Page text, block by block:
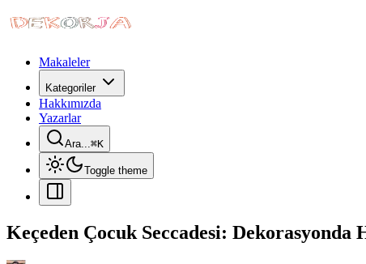
Makaleler
Kategoriler
Hakkımızda
Yazarlar
Ara...⌘K
Toggle theme
Keçeden Çocuk Seccadesi: